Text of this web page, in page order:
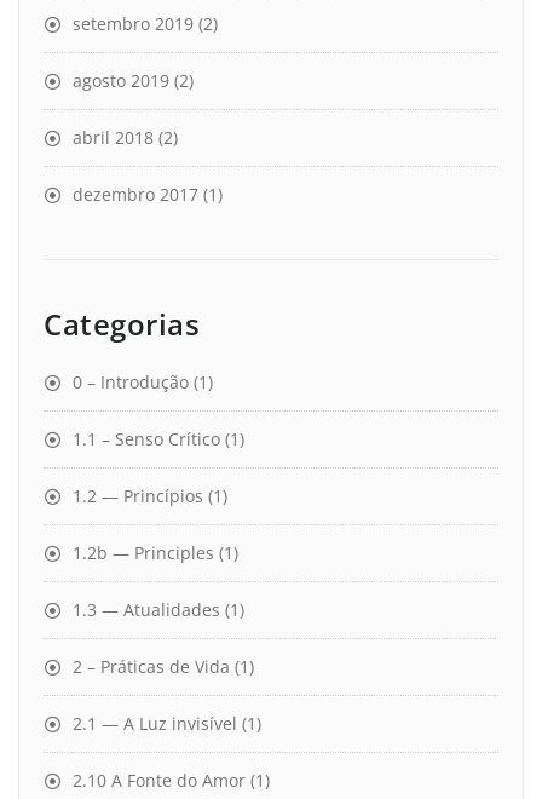
setembro 2019 (2)
agosto 2019 (2)
abril 2018 (2)
dezembro 2017 (1)
Categorias
0 – Introdução (1)
1.1 – Senso Crítico (1)
1.2 — Princípios (1)
1.2b — Principles (1)
1.3 — Atualidades (1)
2 – Práticas de Vida (1)
2.1 — A Luz invisível (1)
2.10 A Fonte do Amor (1)